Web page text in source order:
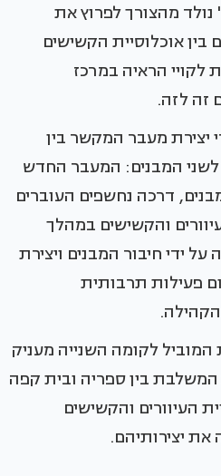
מהצורך לפרוץ את
בין אוכלוסיית הקשישים
לקויי הראיה במרכז
זה לזה.
יצירת מעבר המקשר בין
המבנים: המעבר החדש
דרכה נחשפים העוברים
והקשישים במהלך
ידי חיבור המבנים ויצירת
פעילות תרבותית
הקהילה.
לקומה השנייה מעניק
בין ספריה ובית קפה
העיוורים והקשישים
את יצירותיהם.